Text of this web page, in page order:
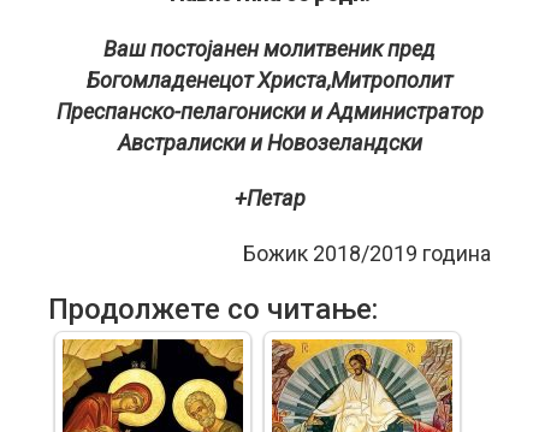
Ваш постојанен молитвеник пред
Богомладенецот Христа,Митрополит
Преспанско-пелагониски и Администратор
Австралиски и Новозеландски
+Петар
Божик 2018/2019 година
Продолжете со читање: